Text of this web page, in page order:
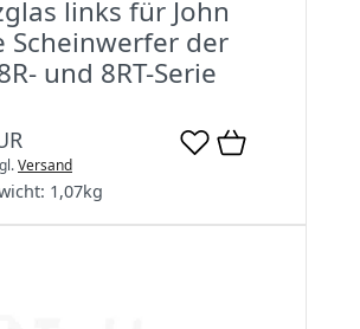
links für John
Scheinwerfer der
und 8RT-Serie
Versand
1,07kg